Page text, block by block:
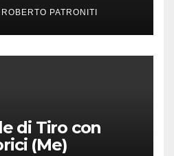
ROBERTO PATRONITI
di Tiro con
(Me)